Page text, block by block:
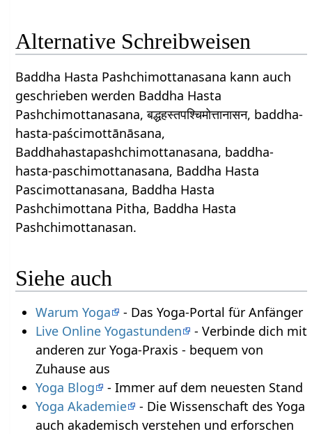
Alternative Schreibweisen
Baddha Hasta Pashchimottanasana kann auch
geschrieben werden Baddha Hasta
Pashchimottanasana, बद्धहस्तपश्चिमोत्तानासन, baddha-
hasta-paścimottānāsana,
Baddhahastapashchimottanasana, baddha-
hasta-paschimottanasana, Baddha Hasta
Pascimottanasana, Baddha Hasta
Pashchimottana Pitha, Baddha Hasta
Pashchimottanasan.
Siehe auch
Warum Yoga
- Das Yoga-Portal für Anfänger
Live Online Yogastunden
- Verbinde dich mit
anderen zur Yoga-Praxis - bequem von
Zuhause aus
Yoga Blog
- Immer auf dem neuesten Stand
Yoga Akademie
- Die Wissenschaft des Yoga
auch akademisch verstehen und erforschen